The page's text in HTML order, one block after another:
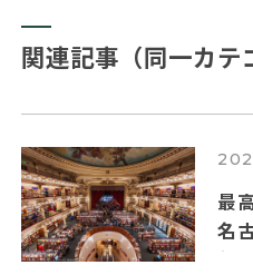
関連記事（同一カテ
最
名
判決